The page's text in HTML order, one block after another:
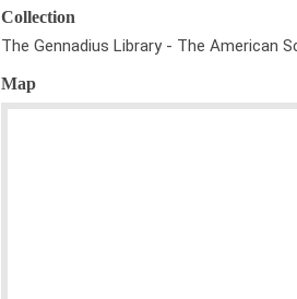
Collection
The Gennadius Library - The American
Map